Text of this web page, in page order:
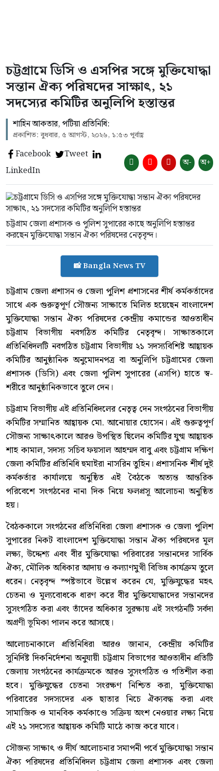
চট্টগ্রামে ডিসি ও এসপির সঙ্গে মুক্তিযোদ্ধা
সন্তান ঐক্য পরিষদের সাক্ষাৎ, ২১
সদস্যের কমিটির অনুলিপি হস্তান্তর
শাহিন আকতার, পটিয়া প্রতিনিধি:
প্রকাশিত: বুধবার, ৫ আগস্ট, ২০২৬, ১:৫৩ পূর্বাহ্ণ
Facebook
Tweet
LinkedIn
অ- অ+
চট্টগ্রাম জেলা প্রশাসক ও পুলিশ সুপারের কাছে অনুলিপি হস্তান্তর
করছেন মুক্তিযোদ্ধা সন্তান ঐক্য পরিষদের নেতৃবৃন্দ।
📸 Bangla News TV
চট্টগ্রাম জেলা প্রশাসন ও জেলা পুলিশ প্রশাসনের শীর্ষ কর্মকর্তাদের
সাথে এক গুরুত্বপূর্ণ সৌজন্য সাক্ষাতে মিলিত হয়েছেন বাংলাদেশ
মুক্তিযোদ্ধা সন্তান ঐক্য পরিষদের কেন্দ্রীয় কমান্ডের আওতাধীন
চট্টগ্রাম বিভাগীয় নবগঠিত কমিটির নেতৃবৃন্দ। সাক্ষাতকালে
প্রতিনিধিদলটি নবগঠিত চট্টগ্রাম বিভাগীয় ২১ সদস্যবিশিষ্ট আহ্বায়ক
কমিটির আনুষ্ঠানিক অনুমোদনপত্র বা অনুলিপি চট্টগ্রামের জেলা
প্রশাসক (ডিসি) এবং জেলা পুলিশ সুপারের (এসপি) হাতে স্ব-
শরীরে আনুষ্ঠানিকভাবে তুলে দেন।
চট্টগ্রাম বিভাগীয় এই প্রতিনিধিদলের নেতৃত্ব দেন সংগঠনের বিভাগীয়
কমিটির সম্মানিত আহ্বায়ক মো. আনোয়ার হোসেন। এই গুরুত্বপূর্ণ
সৌজন্য সাক্ষাৎকালে আরও উপস্থিত ছিলেন কমিটির যুগ্ম আহ্বায়ক
শাহ কামাল, সদস্য সচিব ফয়সাল আহম্মদ বাবু এবং চট্টগ্রাম দক্ষিণ
জেলা কমিটির প্রতিনিধি হুমাইরা নাসরিন তুহিন। প্রশাসনিক শীর্ষ দুই
কর্মকর্তার কার্যালয়ে অনুষ্ঠিত এই বৈঠকে অত্যন্ত আন্তরিক
পরিবেশে সংগঠনের নানা দিক নিয়ে ফলপ্রসূ আলোচনা অনুষ্ঠিত
হয়।
বৈঠককালে সংগঠনের প্রতিনিধিরা জেলা প্রশাসক ও জেলা পুলিশ
সুপারের নিকট বাংলাদেশ মুক্তিযোদ্ধা সন্তান ঐক্য পরিষদের মূল
লক্ষ্য, উদ্দেশ্য এবং বীর মুক্তিযোদ্ধা পরিবারের সন্তানদের সার্বিক
ঐক্য, মৌলিক অধিকার আদায় ও কল্যাণমুখী বিভিন্ন কার্যক্রম তুলে
ধরেন। নেতৃবৃন্দ স্পষ্টভাবে উল্লেখ করেন যে, মুক্তিযুদ্ধের মহৎ
চেতনা ও মূল্যবোধকে ধারণ করে বীর মুক্তিযোদ্ধাদের সন্তানদের
সুসংগঠিত করা এবং তাঁদের অধিকার সুরক্ষায় এই সংগঠনটি সর্বদা
অগ্রণী ভূমিকা পালন করে আসছে।
আলোচনাকালে প্রতিনিধিরা আরও জানান, কেন্দ্রীয় কমিটির
সুনির্দিষ্ট দিকনির্দেশনা অনুযায়ী চট্টগ্রাম বিভাগের আওতাধীন প্রতিটি
জেলায় সংগঠনের কার্যক্রমকে আরও সুসংগঠিত ও গতিশীল করা
হবে। মুক্তিযুদ্ধের চেতনা সংরক্ষণ নিশ্চিত করা, মুক্তিযোদ্ধা
পরিবারের সদস্যদের এক ছাতার নিচে ঐক্যবদ্ধ করা এবং
সামাজিক ও মানবিক কর্মকাণ্ডে সক্রিয় অংশ নেওয়ার লক্ষ্য নিয়ে
এই ২১ সদস্যের আহ্বায়ক কমিটি মাঠে কাজ করে যাবে।
সৌজন্য সাক্ষাৎ ও দীর্ঘ আলোচনার সমাপনী পর্বে মুক্তিযোদ্ধা সন্তান
ঐক্য পরিষদের প্রতিনিধিদল চট্টগ্রাম জেলা প্রশাসক এবং জেলা